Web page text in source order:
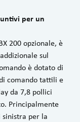
per un
200 opzionale, è
sul
è dotato di
comando tattili e
da 7,8 pollici
Principalmente
per la